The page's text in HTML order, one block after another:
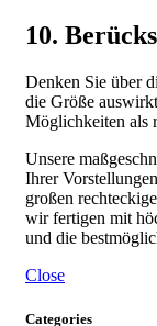
10.
Denken Sie über
die Größe
Möglichkeiten als
Unsere
Ihrer
großen
wir fertigen mit
und die
Close
Categories